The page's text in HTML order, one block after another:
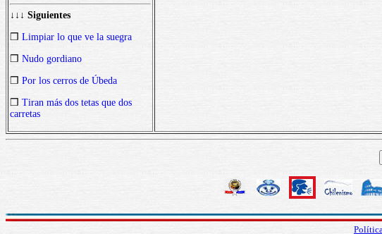
↓↓↓ Siguientes
❒ Limpiar lo que ve la suegra
❒ Nudo gordiano
❒ Por los cerros de Úbeda
❒ Tiran más dos tetas que dos
carretas